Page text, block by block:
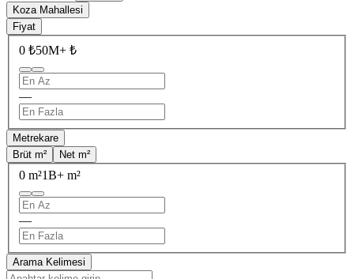
Koza Mahallesi
Fiyat
0 ₺50M+ ₺
—
Metrekare
Brüt m²
Net m²
0 m²1B+ m²
—
Arama Kelimesi